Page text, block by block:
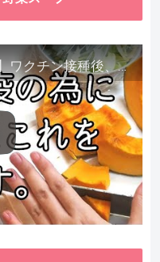
【身体はなんでも知ってる】ワクチン接種後、異常に食べたくなった野菜が細胞回復に貢献してくれました。